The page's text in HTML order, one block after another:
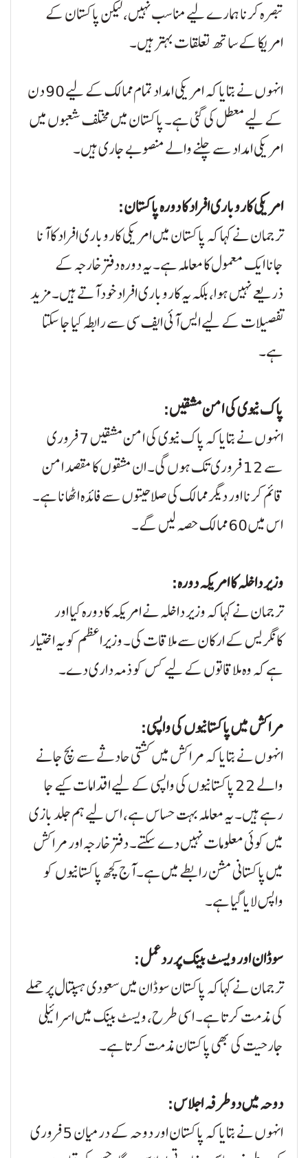
تبصرہ کرنا ہمارے لیے مناسب نہیں، لیکن پاکستان کے
امریکا کے ساتھ تعلقات بہتر ہیں۔
انہوں نے بتایا کہ امریکی امداد تمام ممالک کے لیے 90 دن
کے لیے معطل کی گئی ہے۔ پاکستان میں مختلف شعبوں میں
امریکی امداد سے چلنے والے منصوبے جاری ہیں۔
امریکی کاروباری افراد کا دورہ پاکستان:
ترجمان نے کہا کہ پاکستان میں امریکی کاروباری افراد کا آنا
جانا ایک معمول کا معاملہ ہے۔ یہ دورہ دفتر خارجہ کے
ذریعے نہیں ہوا، بلکہ یہ کاروباری افراد خود آتے ہیں۔ مزید
تفصیلات کے لیے ایس آئی ایف سی سے رابطہ کیا جا سکتا
ہے۔
پاک نیوی کی امن مشقیں:
انہوں نے بتایا کہ پاک نیوی کی امن مشقیں 7 فروری
سے 12 فروری تک ہوں گی۔ ان مشقوں کا مقصد امن
قائم کرنا اور دیگر ممالک کی صلاحیتوں سے فائدہ اٹھانا ہے۔
اس میں 60 ممالک حصہ لیں گے۔
وزیر داخلہ کا امریکہ دورہ:
ترجمان نے کہا کہ وزیر داخلہ نے امریکہ کا دورہ کیا اور
کانگریس کے ارکان سے ملاقات کی۔ وزیراعظم کو یہ اختیار
ہے کہ وہ ملاقاتوں کے لیے کس کو ذمہ داری دے۔
مراکش میں پاکستانیوں کی واپسی:
انہوں نے بتایا کہ مراکش میں کشتی حادثے سے بچ جانے
والے 22 پاکستانیوں کی واپسی کے لیے اقدامات کیے جا
رہے ہیں۔ یہ معاملہ بہت حساس ہے، اس لیے ہم جلد بازی
میں کوئی معلومات نہیں دے سکتے۔ دفتر خارجہ اور مراکش
میں پاکستانی مشن رابطے میں ہے۔ آج کچھ پاکستانیوں کو
واپس لایا گیا ہے۔
سوڈان اور ویسٹ بینک پر ردعمل:
ترجمان نے کہا کہ پاکستان سوڈان میں سعودی ہسپتال پر حملے
کی مذمت کرتا ہے۔ اسی طرح، ویسٹ بینک میں اسرائیلی
جارحیت کی بھی پاکستان مذمت کرتا ہے۔
دوحہ میں دوطرفہ اجلاس:
انہوں نے بتایا کہ پاکستان اور دوحہ کے درمیان 5 فروری